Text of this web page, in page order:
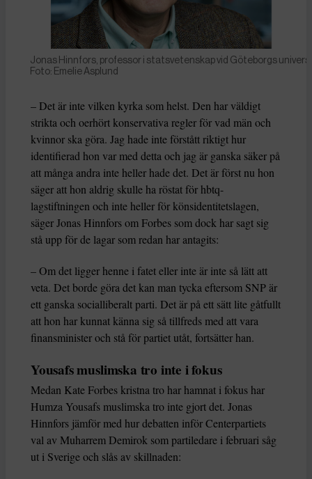
Jonas Hinnfors, professor i statsvetenskap vid Göteborgs
Foto: Emelie Asplund
– Det är inte vilken kyrka som helst. Den har väldigt
strikta och oerhört konservativa regler för vad män och
kvinnor ska göra. Jag hade inte förstått riktigt hur
identifierad hon var med detta och jag är ganska säker på
att många andra inte heller hade det. Det är först nu hon
säger att hon aldrig skulle ha röstat för hbtq-
lagstiftningen och inte heller för könsidentitetslagen,
säger Jonas Hinnfors om Forbes som dock har sagt sig
stå upp för de lagar som redan har antagits:
– Om det ligger henne i fatet eller inte är inte så lätt att
veta. Det borde göra det kan man tycka eftersom SNP är
ett ganska socialliberalt parti. Det är på ett sätt lite gåtfullt
att hon har kunnat känna sig så tillfreds med att vara
finansminister och stå för partiet utåt, fortsätter han.
Yousafs muslimska tro inte i fokus
Medan Kate Forbes kristna tro har hamnat i fokus har
Humza Yousafs muslimska tro inte gjort det. Jonas
Hinnfors jämför med hur debatten inför Centerpartiets
val av Muharrem Demirok som partiledare i februari såg
ut i Sverige och slås av skillnaden: